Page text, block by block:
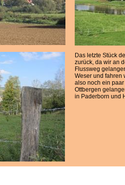
Das letzte Stück
zurück, da wir an
Flussweg
Weser und fahren
also noch ein
Ottbergen
in Paderborn und